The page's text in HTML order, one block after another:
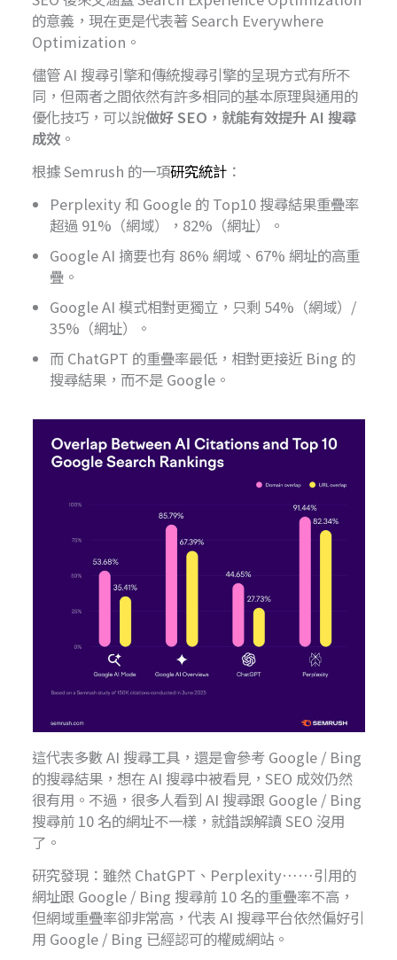
的意義，現在更是代表著 Search Everywhere
Optimization。
儘管 AI 搜尋引擎和傳統搜尋引擎的呈現方式有所不
同，但兩者之間依然有許多相同的基本原理與通用的
優化技巧，可以說做好 SEO，就能有效提升 AI 搜尋
成效 。
根據 Semrush 的一項研究統計 ：
Perplexity 和 Google 的 Top10 搜尋結果重疊率
超過 91%（網域），82%（網址）。
Google AI 摘要也有 86% 網域、67% 網址的高重
疊。
Google AI 模式相對更獨立，只剩 54%（網域）/
35%（網址）。
而 ChatGPT 的重疊率最低，相對更接近 Bing 的
搜尋結果，而不是 Google。
這代表多數 AI 搜尋工具，還是會參考 Google / Bing
的搜尋結果，想在 AI 搜尋中被看見，SEO 成效仍然
很有用。不過，很多人看到 AI 搜尋跟 Google / Bing
搜尋前 10 名的網址不一樣，就錯誤解讀 SEO 沒用
了。
研究發現：雖然 ChatGPT、Perplexity……引用的
網址跟 Google / Bing 搜尋前 10 名的重疊率不高，
但網域重疊率卻非常高，代表 AI 搜尋平台依然偏好引
用 Google / Bing 已經認可的權威網站。